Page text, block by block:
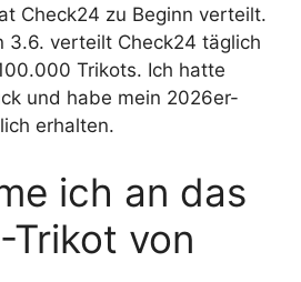
Check24 zu Beginn verteilt.
3.6. verteilt Check24 täglich
Trikots. Ich hatte
und habe mein 2026er-
erhalten.
ich an das
Trikot von